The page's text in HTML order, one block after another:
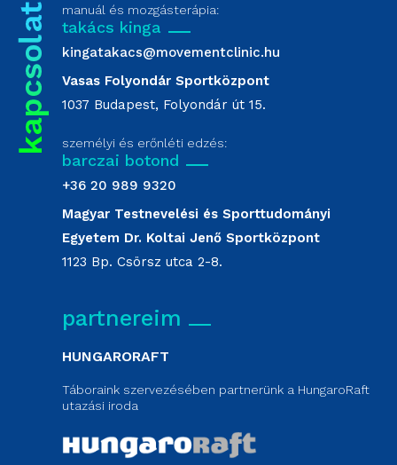
manuál és mozgásterápia:
takács kinga
kingatakacs@movementclinic.hu
Vasas Folyondár Sportközpont
1037 Budapest, Folyondár út 15.
személyi és erőnléti edzés:
barczai botond
+36 20 989 9320
Magyar Testnevelési és Sporttudományi
Egyetem Dr. Koltai Jenő Sportközpont
1123 Bp. Csörsz utca 2-8.
partnereim
HUNGARORAFT
Táboraink szervezésében partnerünk a HungaroRaft
utazási iroda